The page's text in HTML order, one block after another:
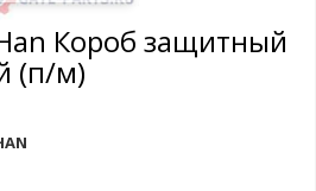
Короб защитный
(п/м)